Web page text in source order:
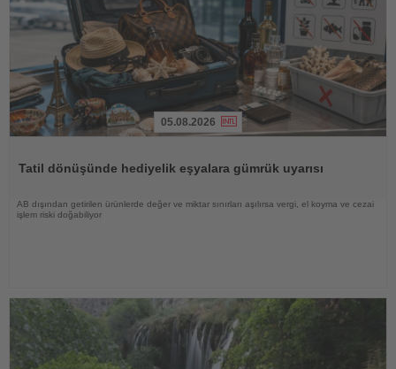
05.08.2026
Tatil dönüşünde hediyelik eşyalara gümrük uyarısı
AB dışından getirilen ürünlerde değer ve miktar sınırları aşılırsa vergi, el koyma ve cezai
işlem riski doğabiliyor